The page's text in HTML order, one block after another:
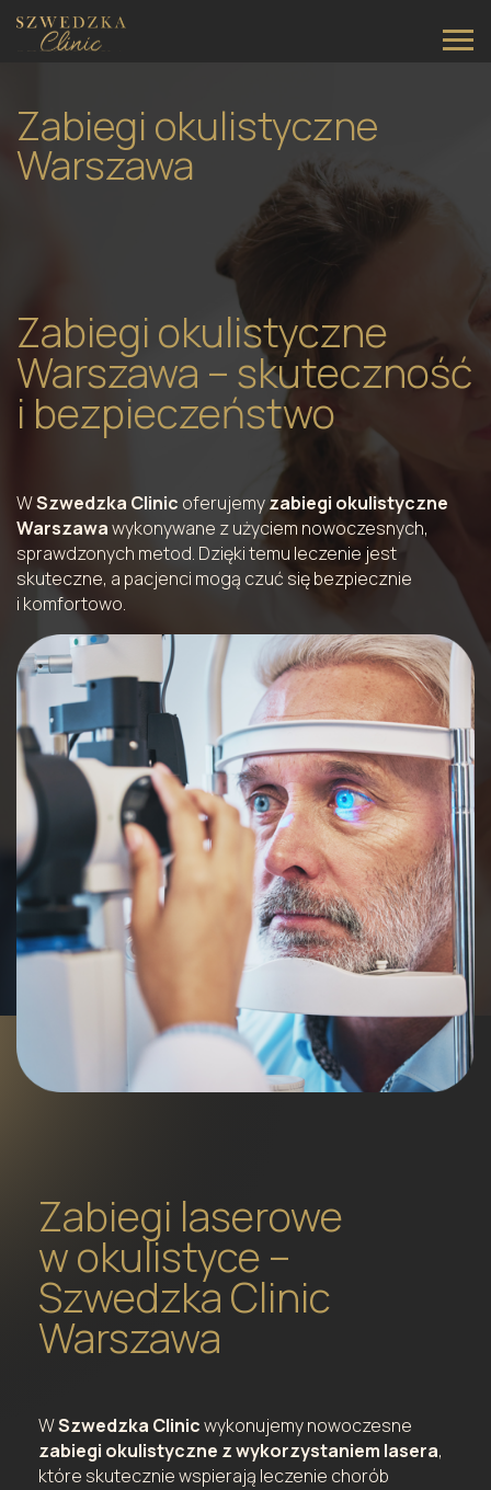
Main Navigation
Zabiegi okulistyczne
Warszawa
Zabiegi okulistyczne
Warszawa – skuteczność
i bezpieczeństwo
WSzwedzka Clinic oferujemyzabiegi okulistyczne
Warszawawykonywane z użyciem nowoczesnych,
sprawdzonych metod. Dzięki temu leczenie jest
skuteczne, a pacjenci mogą czuć się bezpiecznie
i komfortowo.
Zabiegi laserowe
w okulistyce –
Szwedzka Clinic
Warszawa
WSzwedzka Clinicwykonujemy nowoczesne
zabiegi okulistyczne z wykorzystaniem lasera,
które skutecznie wspierają leczenie chorób